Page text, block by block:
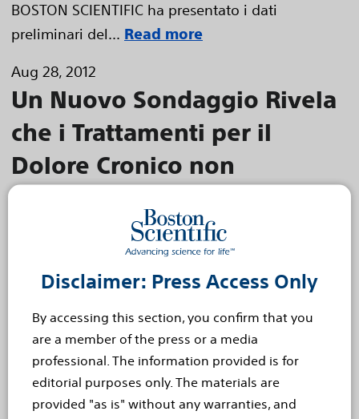
Disclaimer: Press Access Only
By accessing this section, you confirm that you
are a member of the press or a media
professional. The information provided is for
editorial purposes only. The materials are
provided "as is" without any warranties, and
BOSTON SCIENTIFIC ha presentato i dati
preliminari del... Read more
Aug 28, 2012
Un Nuovo Sondaggio Rivela
che i Trattamenti per il
Dolore Cronico non
Soggetti Colpiti in Europa
Le organizzazioni per la lotta al dolore collaborano per
aumentare la consapevolezza e richiamare l'azione dei
completi per il trattamento del dolore cronico
Boston Scientific Corporation (NYSE:BSX) ha
comunicato, pochi giorni fa, i risultati di un
sondaggio condotto su più di 1.000 soggetti
affetti da dolore cronico in tutta Europa; tale